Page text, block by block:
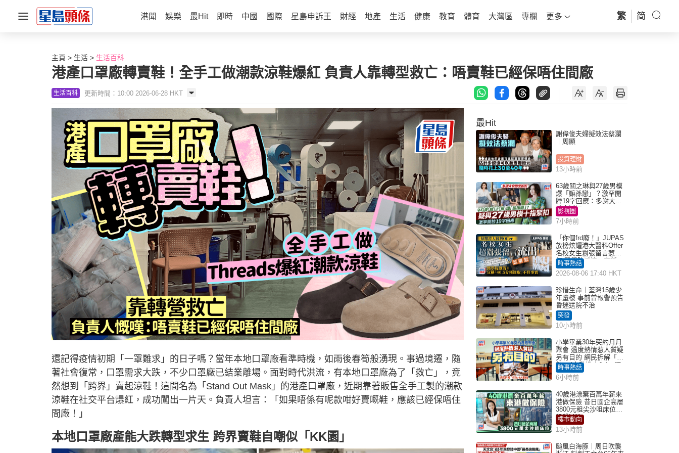
港聞 娛樂 最Hit 即時 中國 國際 星島申訴王 財經 地產 生活 健康 教育 體育 大灣區 專欄 更多 繁 简
主頁 生活 生活百科
港產口罩廠轉賣鞋！全手工做潮款涼鞋爆紅 負責人靠轉型救亡：唔賣鞋已經保唔住間廠
生活百科 更新時間：10:00 2026-06-28 HKT
還記得疫情初期「一罩難求」的日子嗎？當年本地口罩廠看準時機，如雨後春筍般湧現。事過境遷，隨
著社會復常，口罩需求大跌，不少口罩廠已結業離場。面對時代洪流，有本地口罩廠為了「救亡」，竟
然想到「跨界」賣起涼鞋！這間名為「Stand Out Mask」的港產口罩廠，近期靠著販售全手工製的潮款
涼鞋在社交平台爆紅，成功闖出一片天。負責人坦言：「如果唔係有呢款咁好賣嘅鞋，應該已經保唔住
間廠！」
本地口罩廠產能大跌轉型求生 跨界賣鞋自嘲似「KK園」
最Hit
謝偉俊夫婦擬效法蔡瀾
｜周顯
投資理財
13小時前
63歲關之琳與27歲男模
爆「嫲孫戀」？激罕開
腔19字回應：多謝大家
掛念近況
影視圈
7小時前
「你個frd廢！」JUPAS
放榜炫耀港大醫科Offer
名校女生囂張留言惹眾
怒 醫學院澄清：宣稱
「40.5分獲錄取」不符事
實｜Juicy叮
時事熱話
2026-08-06 17:40 HKT
珍惜生命｜荃灣15歲少
年墮樓 事前曾報警預告
昏迷送院不治
突發
10小時前
小學畢業30年突約月月
聚會 過度熱情惹人質疑
另有目的 網民拆解「扮
熟」4大動機｜Juicy叮
時事熱話
6小時前
40歲港漂棄百萬年薪來
港做保險 昔日國企高層
3800元租尖沙咀床位｜
租盤Million
樓市動向
13小時前
颱風白海豚｜周日吹襲